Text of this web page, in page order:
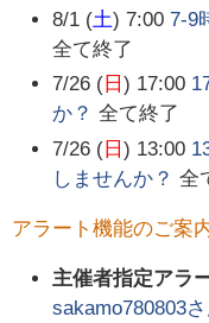
8/1 (土) 7:00 7-9
全て終了
7/26 ( 日) 17:00
か？ 全て終了
7/26 ( 日) 13:00
しませんか？ 全
アラート機能のご案
主催者指定アラ
sakamo780803